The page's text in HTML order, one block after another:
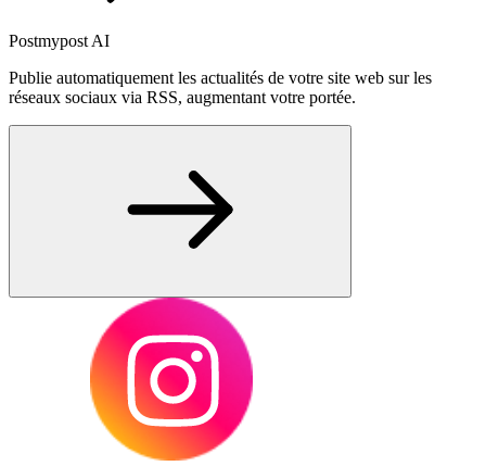
Postmypost AI
Publie automatiquement les actualités de votre site web sur les
réseaux sociaux via RSS, augmentant votre portée.